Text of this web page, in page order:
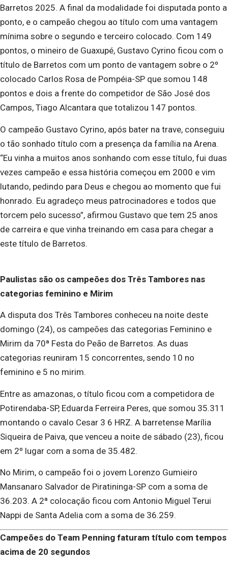
Barretos 2025. A final da modalidade foi disputada ponto a
ponto, e o campeão chegou ao título com uma vantagem
mínima sobre o segundo e terceiro colocado. Com 149
pontos, o mineiro de Guaxupé, Gustavo Cyrino ficou com o
título de Barretos com um ponto de vantagem sobre o 2º
colocado Carlos Rosa de Pompéia-SP que somou 148
pontos e dois a frente do competidor de São José dos
Campos, Tiago Alcantara que totalizou 147 pontos.
O campeão Gustavo Cyrino, após bater na trave, conseguiu
o tão sonhado título com a presença da família na Arena.
“Eu vinha a muitos anos sonhando com esse título, fui duas
vezes campeão e essa história começou em 2000 e vim
lutando, pedindo para Deus e chegou ao momento que fui
honrado. Eu agradeço meus patrocinadores e todos que
torcem pelo sucesso”, afirmou Gustavo que tem 25 anos
de carreira e que vinha treinando em casa para chegar a
este título de Barretos.
Paulistas são os campeões dos Três Tambores nas
categorias feminino e Mirim
A disputa dos Três Tambores conheceu na noite deste
domingo (24), os campeões das categorias Feminino e
Mirim da 70ª Festa do Peão de Barretos. As duas
categorias reuniram 15 concorrentes, sendo 10 no
feminino e 5 no mirim.
Entre as amazonas, o título ficou com a competidora de
Potirendaba-SP, Eduarda Ferreira Peres, que somou 35.311
montando o cavalo Cesar 3 6 HRZ. A barretense Marília
Siqueira de Paiva, que venceu a noite de sábado (23), ficou
em 2º lugar com a soma de 35.482.
No Mirim, o campeão foi o jovem Lorenzo Gumieiro
Mansanaro Salvador de Piratininga-SP com a soma de
36.203. A 2ª colocação ficou com Antonio Miguel Terui
Nappi de Santa Adelia com a soma de 36.259.
Campeões do Team Penning faturam título com tempos
acima de 20 segundos